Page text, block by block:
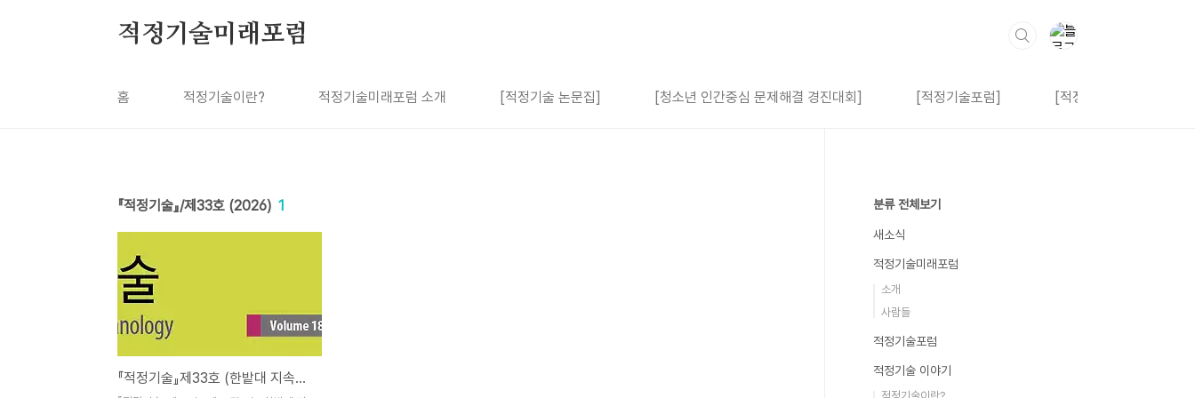
적정기술미래포럼
홈 적정기술이란? 적정기술미래포럼 소개 [적정기술 논문집] [청소년 인간중심 문제해결 경진대회] [적정기술포럼] [적정기술아카데미]
『적정기술』/제33호 (2026) 1
『적정기술』제33호 (한밭대 지속가능공학연구소, 2026)
분류 전체보기
새소식
적정기술미래포럼
소개
사람들
적정기술포럼
적정기술 이야기